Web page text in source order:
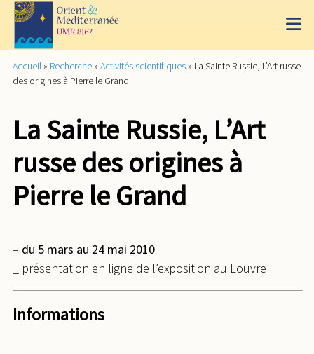
Accueil » Recherche » Activités scientifiques » La Sainte Russie, L’Art russe
des origines à Pierre le Grand
La Sainte Russie, L’Art
russe des origines à
Pierre le Grand
– du 5 mars au 24 mai 2010
_ présentation en ligne de l’exposition au Louvre
Informations